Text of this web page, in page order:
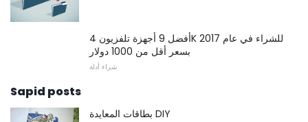
أفضل 9 أجهزة تلفزيون 4K للشراء في عام 2017
بسعر أقل من 1000 دولار
شراء أدلة
Sapid posts
بطاقات المعايدة DIY